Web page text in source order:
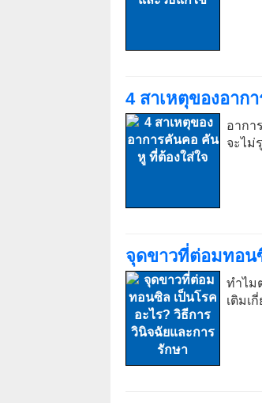
4 สาเหตุของอาก
อากา
จะไม่
จุดขาวที่ต่อมทอน
ทำไม
เติมเ